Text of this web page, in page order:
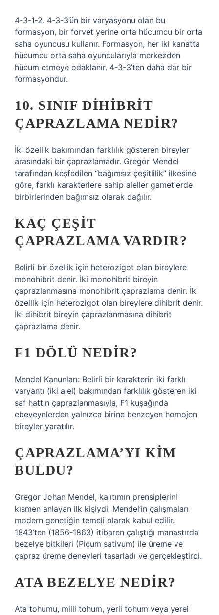
4-3-1-2. 4-3-3’ün bir varyasyonu olan bu
formasyon, bir forvet yerine orta hücumcu bir orta
saha oyuncusu kullanır. Formasyon, her iki kanatta
hücumcu orta saha oyuncularıyla merkezden
hücum etmeye odaklanır. 4-3-3’ten daha dar bir
formasyondur.
10. SINIF DIHIBRIT
ÇAPRAZLAMA NEDIR?
İki özellik bakımından farklılık gösteren bireyler
arasındaki bir çaprazlamadır. Gregor Mendel
tarafından keşfedilen “bağımsız çeşitlilik” ilkesine
göre, farklı karakterlere sahip aleller gametlerde
birbirlerinden bağımsız olarak dağılır.
KAÇ ÇEŞIT
ÇAPRAZLAMA VARDIR?
Belirli bir özellik için heterozigot olan bireylere
monohibrit denir. İki monohibrit bireyin
çaprazlanmasına monohibrit çaprazlama denir. İki
özellik için heterozigot olan bireylere dihibrit denir.
İki dihibrit bireyin çaprazlanmasına dihibrit
çaprazlama denir.
F1 DÖLÜ NEDIR?
Mendel Kanunları: Belirli bir karakterin iki farklı
varyantı (iki alel) bakımından farklılık gösteren iki
saf hattın çaprazlanmasıyla, F1 kuşağında
ebeveynlerden yalnızca birine benzeyen homojen
bireyler yaratılır.
ÇAPRAZLAMA’YI KIM
BULDU?
Gregor Johan Mendel, kalıtımın prensiplerini
kısmen anlayan ilk kişiydi. Mendel’in çalışmaları
modern genetiğin temeli olarak kabul edilir.
1843’ten (1856-1863) itibaren çalıştığı manastırda
bezelye bitkileri (Picum sativum) ile üreme ve
çapraz üreme deneyleri tasarladı ve gerçekleştirdi.
ATA BEZELYE NEDIR?
Ata tohumu, milli tohum, yerli tohum veya yerel